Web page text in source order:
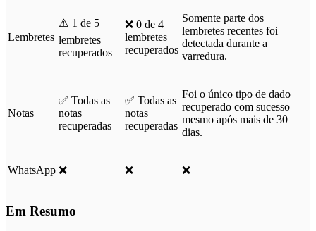
Lembretes
⚠️ 1 de 5
lembretes
recuperados
❌ 0 de 4
lembretes
recuperados
Somente parte dos
lembretes recentes foi
detectada durante a
varredura.
Notas
✅ Todas as
notas
recuperadas
✅ Todas as
notas
recuperadas
Foi o único tipo de dado
recuperado com sucesso
mesmo após mais de 30
dias.
WhatsApp ❌ ❌ ❌
Em Resumo